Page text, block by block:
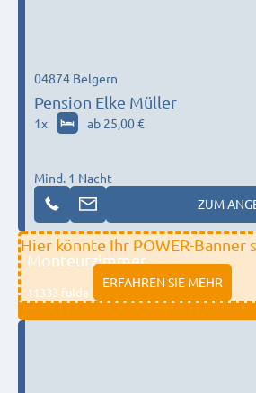
Pension Elke Müller
04874 Belgern
1x ab 25,00 €
Mind. 1 Nacht
ZUM
Hier könnte Ihr POWER-Banner
ERFAHREN SIE MEHR
Monteurzimmer
11333 fulda